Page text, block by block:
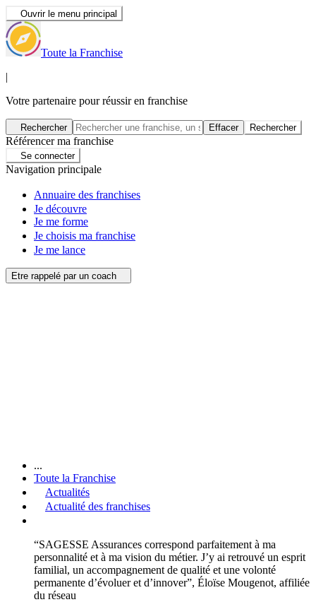
Ouvrir le menu principal
Toute la Franchise
|
Votre partenaire pour réussir en franchise
Rechercher Effacer Rechercher
Référencer ma franchise
Se connecter
Navigation principale
Annuaire des franchises
Je découvre
Je me forme
Je choisis ma franchise
Je me lance
Etre rappelé par un coach
...
Toute la Franchise
Actualités
Actualité des franchises
“SAGESSE Assurances correspond parfaitement à ma
personnalité et à ma vision du métier. J’y ai retrouvé un esprit
familial, un accompagnement de qualité et une volonté
permanente d’évoluer et d’innover”, Éloïse Mougenot, affiliée
du réseau